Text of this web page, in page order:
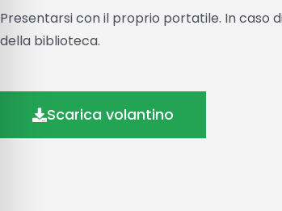
Presentarsi con il proprio portatile. In caso
della biblioteca.
Scarica volantino